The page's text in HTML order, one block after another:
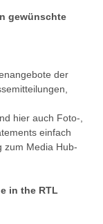
gewünschte
der
hier auch Foto-,
einfach
zum Media Hub-
in the RTL